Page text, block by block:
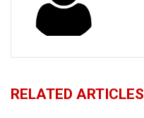
RELATED ARTICLES